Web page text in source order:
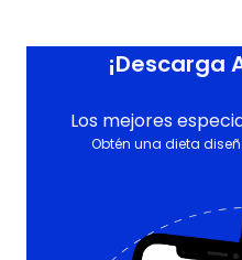
¡Descarga
Los mejores
Obtén una dieta